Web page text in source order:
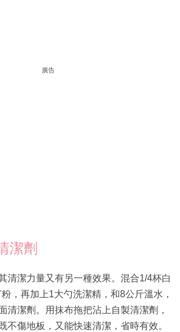
廣告
潔劑
清潔力量又有另一種效果。混合1/4杯白
，再加上1大勺洗潔精，和8公斤溫水，
清潔劑。用抹布拖把沾上自製清潔劑，
不傷地板，又能快速清潔，省時有效。